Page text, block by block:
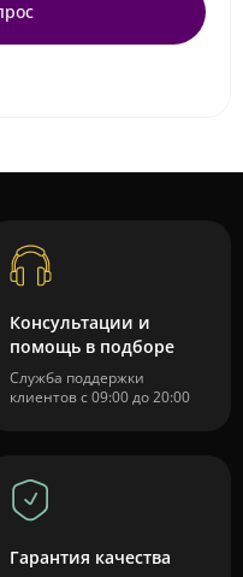
Консультации и
помощь в подборе
Служба поддержки
клиентов с 09:00 до 20:00
Гарантия качества